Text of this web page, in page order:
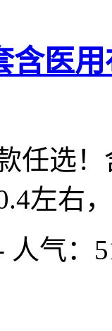
含医
任选
左右
气：